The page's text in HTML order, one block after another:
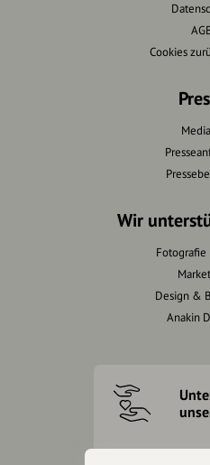
Cookies
Wir
Design &
Anakin